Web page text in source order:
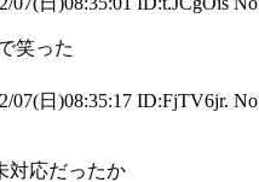
笑った
07(日)08:35:17 ID:FjTV6jr.
対応だったか